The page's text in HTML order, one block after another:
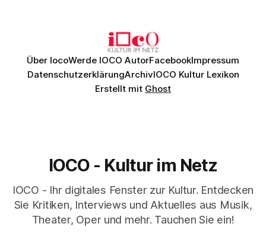
Über IocoWerde IOCO AutorFacebookImpressum
DatenschutzerklärungArchivIOCO Kultur Lexikon
Erstellt mit Ghost
IOCO - Kultur im Netz
IOCO - Ihr digitales Fenster zur Kultur. Entdecken
Sie Kritiken, Interviews und Aktuelles aus Musik,
Theater, Oper und mehr. Tauchen Sie ein!